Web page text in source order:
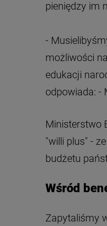
pieniędzy im
-
możliwości
edukacji
odpowiada: -
Ministerstwo
"willi plus" -
budżetu
Wśród
Zapytaliśmy